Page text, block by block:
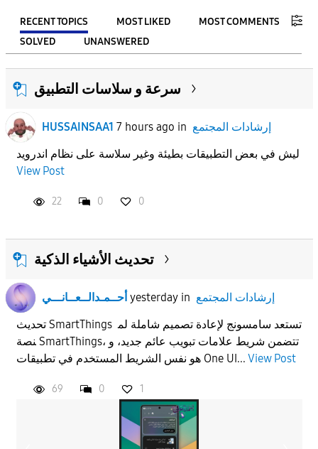
RECENT TOPICS MOST LIKED
MOST COMMENTS
SOLVED
UNANSWERED
FILTER:
From
To
سرعة و سلاسات التطبيق
HUSSAINSAA1 7 hours ago in إرشادات المجتمع
View Post
22 0 0
تحديث الأشياء الذكية
أحــمـدالــعــانـــي yesterdayin إرشادات المجتمع
تحديث SmartThings تستعد سامسونج لإعادة تصميم شاملة لم
نصة SmartThings، تتضمن شريط علامات تبويب عائم جديد، و
هو نفس الشريط المستخدم في تطبيقات One UI... View Post
69 0 1